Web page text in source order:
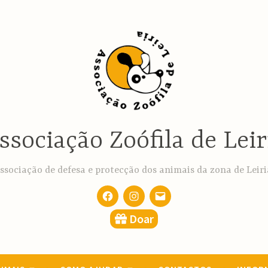
Zoófila de
de defesa e protecção dos animais da zona de
FacebookInstagram
email
Doar